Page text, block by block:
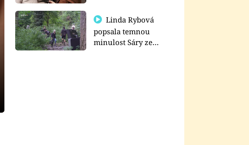
Linda Rybová
popsala temnou
minulost Sáry ze